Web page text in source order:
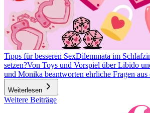
Tipps für besseren SexDilemmata im
setzen?Von Toys und Vorspiel über Libido
und Monika beantworten ehrliche Fragen aus
Weiterlesen
Item
Weitere Beiträge